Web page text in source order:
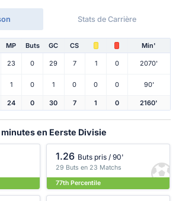
Stats de Carrière
MP Buts GC CS Min'
23 0 29 7 1 0 2070'
1 0 1 0 0 0 90'
24 0 30 7 1 0 2160'
en Eerste Divisie
1.26 Buts pris / 90'
29 Buts en 23 Matchs
77th Percentile